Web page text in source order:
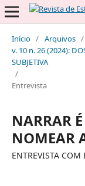
Início / Arquivos /
v. 10 n. 26 (2024):
SUBJETIVA
/
Entrevista
NARRAR
NOMEAR
ENTREVISTA COM